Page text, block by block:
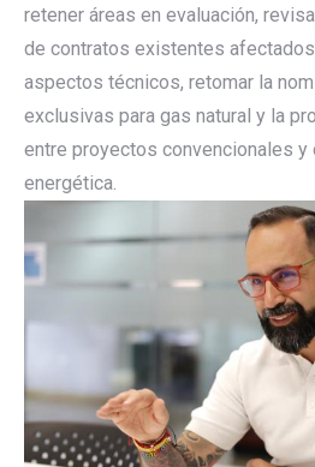
retener áreas en evaluación,
de contratos existentes
aspectos técnicos, retomar la
exclusivas para gas natural y la
entre proyectos convencionales y
energética.